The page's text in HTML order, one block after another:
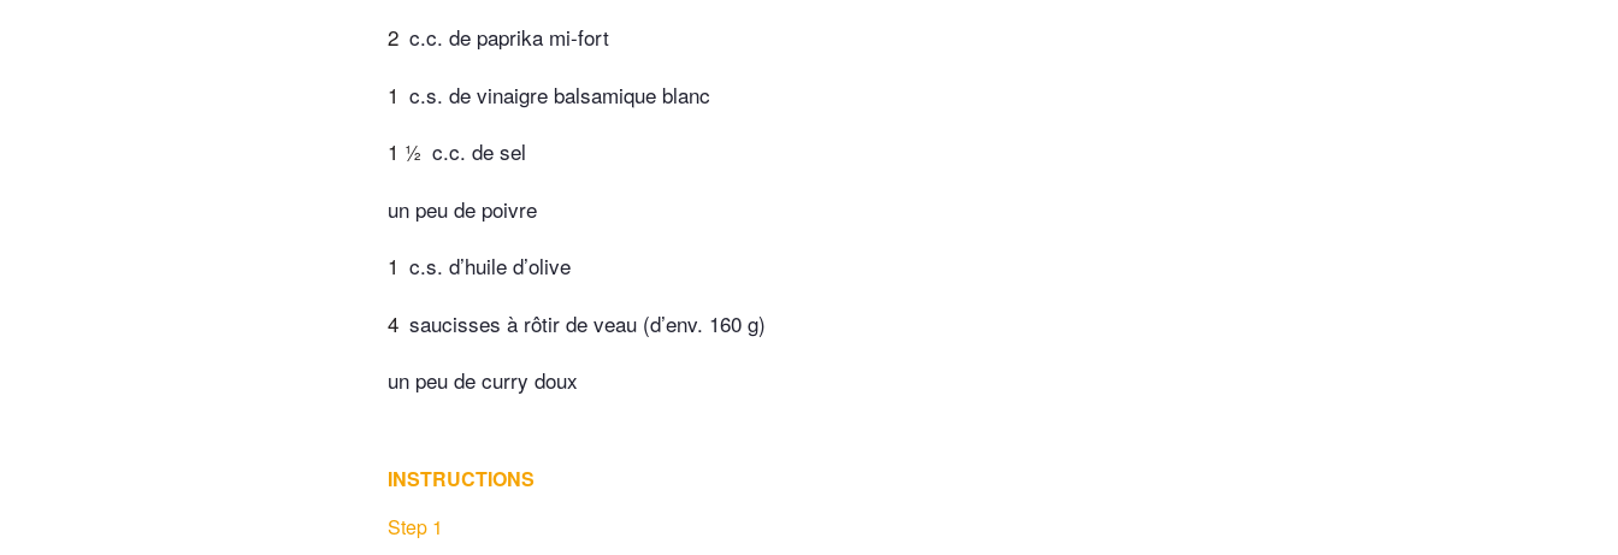
2 c.c. de paprika mi-fort
1 c.s. de vinaigre balsamique blanc
1 ½ c.c. de sel
un peu de poivre
1 c.s. d’huile d’olive
4 saucisses à rôtir de veau (d’env. 160 g)
un peu de curry doux
INSTRUCTIONS
Step 1